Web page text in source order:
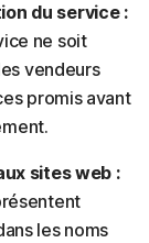
du service :
ne soit
vendeurs
promis avant
sites web :
les noms